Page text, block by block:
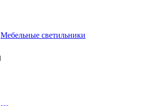
Мебельные светильники